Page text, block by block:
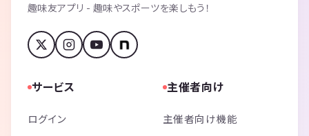
趣味友アプリ - 趣味やスポーツを楽しもう！
サービス
ログイン
主催者向け
主催者向け機能